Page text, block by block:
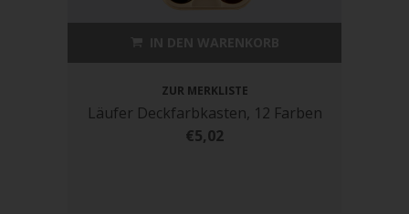
ZUR MERKLISTE
Läufer Deckfarbkasten, 12 Farben
€5,02